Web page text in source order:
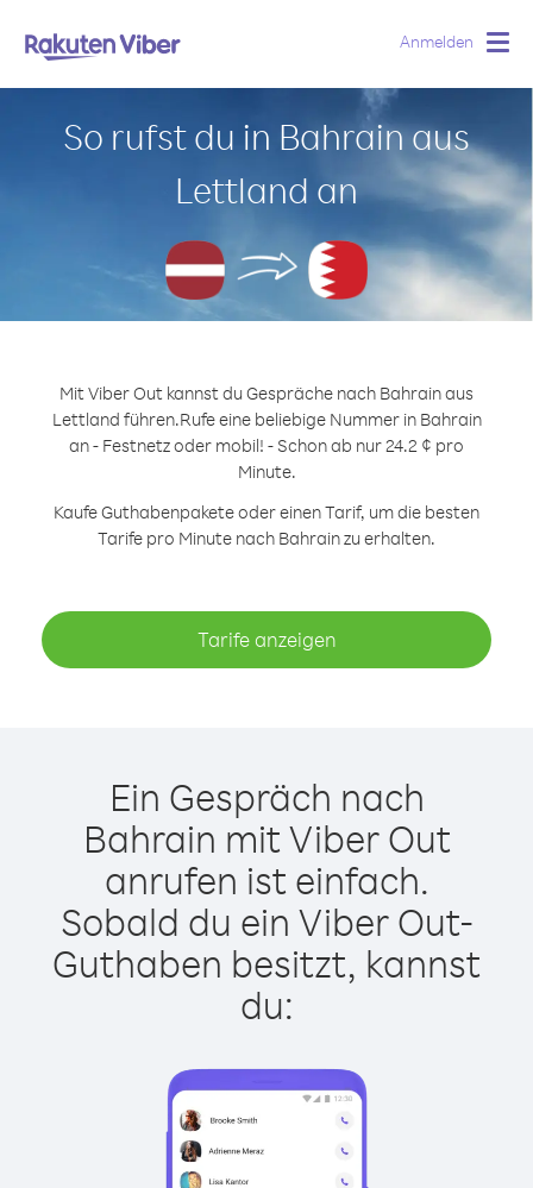
Anmelden
So rufst du in Bahrain aus
Lettland an
Mit Viber Out kannst du Gespräche nach Bahrain aus
Lettland führen.Rufe eine beliebige Nummer in Bahrain
an - Festnetz oder mobil! - Schon ab nur 24.2 ¢ pro
Minute.
Kaufe Guthabenpakete oder einen Tarif, um die besten
Tarife pro Minute nach Bahrain zu erhalten.
Tarife anzeigen
Ein Gespräch nach
Bahrain mit Viber Out
anrufen ist einfach.
Sobald du ein Viber Out-
Guthaben besitzt, kannst
du: